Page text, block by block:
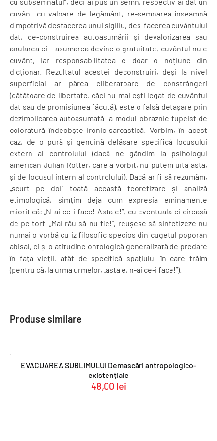
cuvânt cu valoare de legământ, re-semnarea înseamnă
dimpotrivă desfacerea unui sigiliu, des-facerea cuvântului
dat, de-construirea autoasumării și devalorizarea sau
anularea ei – asumarea devine o gratuitate, cuvântul nu e
cuvânt, iar responsabilitatea e doar o noțiune din
dicționar. Rezultatul acestei deconstruiri, deși la nivel
superficial ar părea eliberatoare de constrângeri
(dătătoare de libertate, căci nu mai ești legat de cuvântul
dat sau de promisiunea făcută), este o falsă detașare prin
dezimplicarea autoasumată la modul obraznic-tupeist de
coloratură îndeobște ironic-sarcastică. Vorbim, în acest
caz, de o pură și genuină delăsare specifică locusului
extern al controlului (dacă ne gândim la psihologul
american Julian Rotter, care a vorbit, nu putem uita asta,
și de locusul intern al controlului). Dacă ar fi să rezumăm,
„scurt pe doi” toată această teoretizare și analiză
etimologică, simțim deja cum expresia eminamente
mioritică: „N-ai ce-i face! Asta e!”, cu eventuala ei cireașă
de pe tort, „Mai rău să nu fie!”, reușesc să sintetizeze nu
numai o vorbă cu iz filosofic specios din cugetul poporan
abisal, ci și o atitudine ontologică generalizată de predare
în fața vieții, atât de specifică spațiului în care trăim
(pentru că, la urma urmelor, „asta e, n-ai ce-i face!”).
Produse similare
EVACUAREA SUBLIMULUI Demascări antropologico-
existențiale
48,00 lei